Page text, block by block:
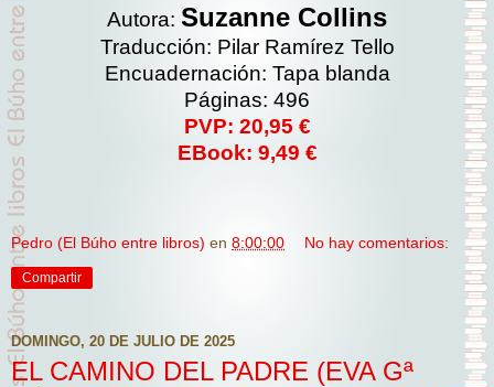
Autora: Suzanne Collins
Traducción: Pilar Ramírez Tello
Encuadernación: Tapa blanda
Páginas: 496
PVP: 20,95 €
EBook: 9,49 €
Pedro (El Búho entre libros) en 8:00:00 No hay comentarios:
Compartir
DOMINGO, 20 DE JULIO DE 2025
EL CAMINO DEL PADRE (EVA Gª